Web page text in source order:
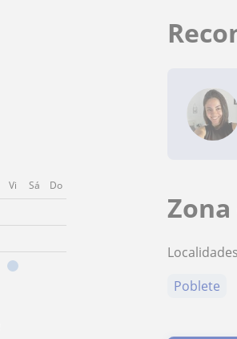
Vi Sá
Do
Poblete